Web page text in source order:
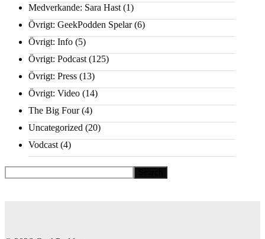
Medverkande: Sara Hast (1)
Övrigt: GeekPodden Spelar(6)
Övrigt: Info (5)
Övrigt: Podcast (125)
Övrigt: Press (13)
Övrigt: Video (14)
The Big Four(4)
Uncategorized (20)
Vodcast (4)